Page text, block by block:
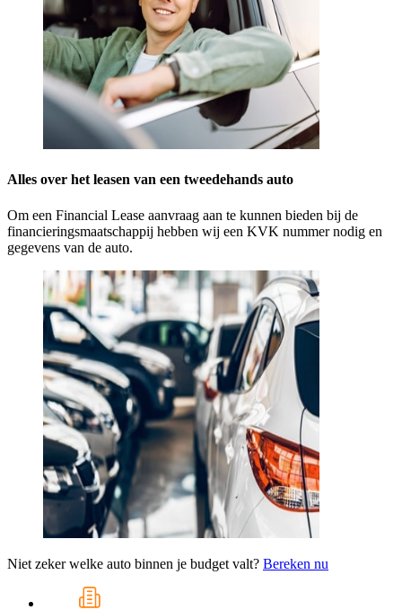
Alles over het leasen van een tweedehands auto
Om een Financial Lease aanvraag aan te kunnen bieden bij de
financieringsmaatschappij hebben wij een KVK nummer nodig en
gegevens van de auto.
Niet zeker welke auto binnen je budget valt? Bereken nu